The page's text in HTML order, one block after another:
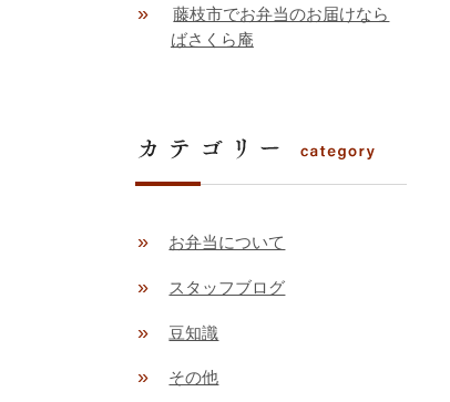
»
藤枝市でお弁当のお届けなら
ばさくら庵
» お弁当について
» スタッフブログ
» 豆知識
» その他